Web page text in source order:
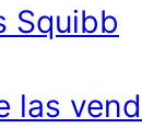
Squibb
las